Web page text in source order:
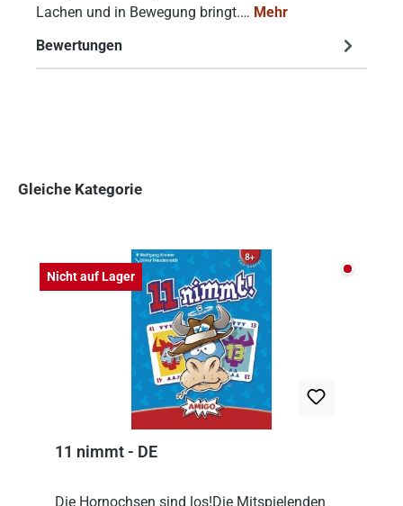
Lachen und in Bewegung bringt.… Mehr
Bewertungen
Gleiche Kategorie
Nicht auf Lager Nicht
11 nimmt - DE
Die Hornochsen sind los!Die Mitspielenden